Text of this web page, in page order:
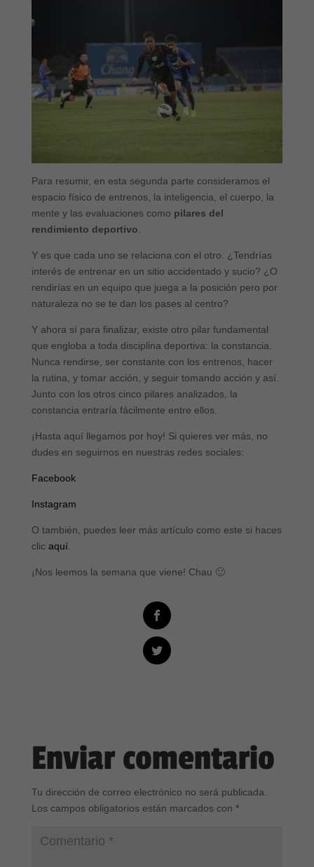
Para resumir, en esta segunda parte consideramos el
espacio físico de entrenos, la inteligencia, el cuerpo, la
mente y las evaluaciones como pilares del
rendimiento deportivo
Y es que cada uno se relaciona con el otro. ¿Tendrías
interés de entrenar en un sitio accidentado y sucio? ¿O
rendirías en un equipo que juega a la posición pero por
naturaleza no se te dan los pases al centro?
Y ahora sí para finalizar, existe otro pilar fundamental
que engloba a toda disciplina deportiva: la constancia.
Nunca rendirse, ser constante con los entrenos, hacer
la rutina, y tomar acción, y seguir tomando acción y así.
Junto con los otros cinco pilares analizados, la
constancia entraría fácilmente entre ellos.
¡Hasta aquí llegamos por hoy! Si quieres ver más, no
dudes en seguirnos en nuestras redes sociales:
Facebook
Instagram
O también, puedes leer más artículo como este si haces
clic aquí.
¡Nos leemos la semana que viene! Chau 🙂
Enviar comentario
Tu dirección de correo electrónico no será publicada.
Los campos obligatorios están marcados con *